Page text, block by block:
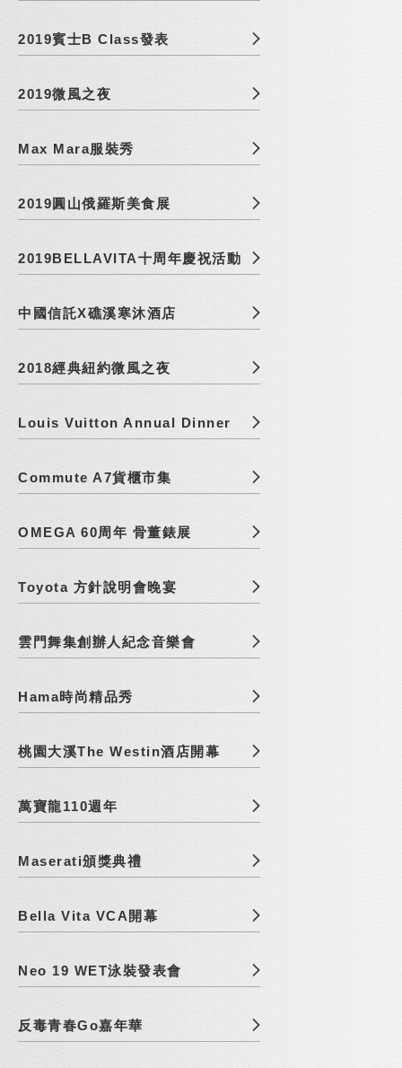
2019賓士B Class發表
2019微風之夜
Max Mara服裝秀
2019圓山俄羅斯美食展
2019BELLAVITA十周年慶祝活動
中國信託X礁溪寒沐酒店
2018經典紐約微風之夜
Louis Vuitton Annual Dinner
Commute A7貨櫃市集
OMEGA 60周年 骨董錶展
Toyota 方針說明會晚宴
雲門舞集創辦人紀念音樂會
Hama時尚精品秀
桃園大溪The Westin酒店開幕
萬寶龍110週年
Maserati頒獎典禮
Bella Vita VCA開幕
Neo 19 WET泳裝發表會
反毒青春Go嘉年華